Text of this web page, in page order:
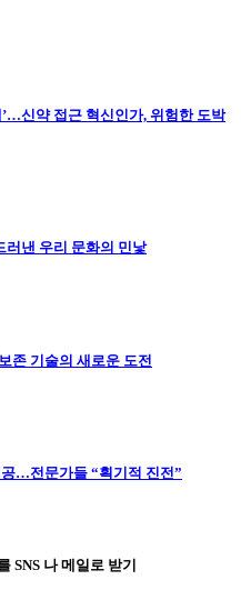
신약 접근 혁신인가, 위험한 도박
러낸 우리 문화의 민낯
존 기술의 새로운 도전
…전문가들 “획기적 진전”
SNS 나 메일로 받기